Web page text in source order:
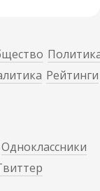
Рейтинги
Одноклассники